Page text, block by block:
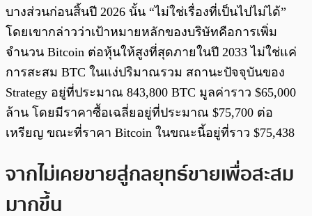
บางส่วนก่อนสิ้นปี 2026 นั้น “ไม่ใช่เรื่องที่เป็นไปไม่ได้”
โดยเขากล่าวว่าเป้าหมายหลักของบริษัทคือการเพิ่ม
จำนวน Bitcoin ต่อหุ้นให้สูงที่สุดภายในปี 2033 ไม่ใช่แค่
การสะสม BTC ในแง่ปริมาณรวม สถานะปัจจุบันของ
Strategy อยู่ที่ประมาณ 843,800 BTC มูลค่าราว $65,000
ล้าน โดยมีราคาซื้อเฉลี่ยอยู่ที่ประมาณ $75,700 ต่อ
เหรียญ ขณะที่ราคา Bitcoin ในขณะนี้อยู่ที่ราว $75,438
จากไม่เคยขายสู่กลยุทธ์ขายเพื่อสะสม
มากขึ้น